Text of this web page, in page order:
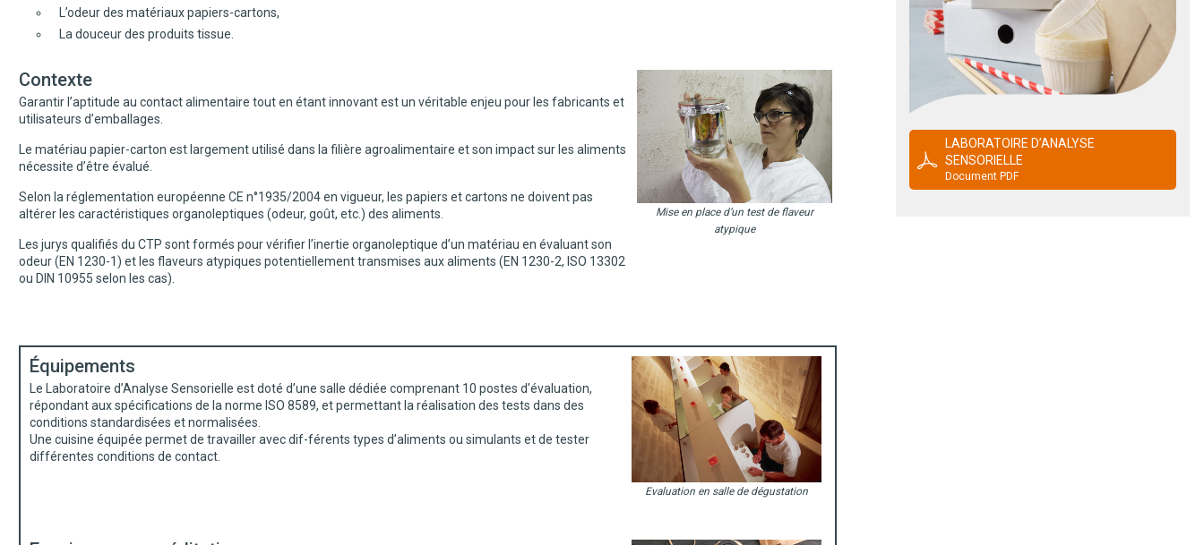
L’odeur des matériaux papiers-cartons,
La douceur des produits tissue.
Mise en place d’un test de flaveur
atypique
Contexte
Garantir l’aptitude au contact alimentaire tout en étant innovant est un véritable enjeu pour les fabricants et
utilisateurs d’emballages.
Le matériau papier-carton est largement utilisé dans la filière agroalimentaire et son impact sur les aliments
nécessite d’être évalué.
Selon la réglementation européenne CE n°1935/2004 en vigueur, les papiers et cartons ne doivent pas
altérer les caractéristiques organoleptiques (odeur, goût, etc.) des aliments.
Les jurys qualifiés du CTP sont formés pour vérifier l’inertie organoleptique d’un matériau en évaluant son
odeur (EN 1230-1) et les flaveurs atypiques potentiellement transmises aux aliments (EN 1230-2, ISO 13302
ou DIN 10955 selon les cas).
Evaluation en salle de dégustation
Équipements
Le Laboratoire d’Analyse Sensorielle est doté d’une salle dédiée comprenant 10 postes d’évaluation,
répondant aux spécifications de la norme ISO 8589, et permettant la réalisation des tests dans des
conditions standardisées et normalisées.
Une cuisine équipée permet de travailler avec dif-férents types d’aliments ou simulants et de tester
différentes conditions de contact.
LABORATOIRE D’ANALYSE
SENSORIELLE
Document PDF